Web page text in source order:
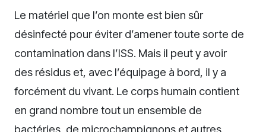
Le matériel que l’on monte est bien sûr
désinfecté pour éviter d’amener toute sorte de
contamination dans l’ISS. Mais il peut y avoir
des résidus et, avec l’équipage à bord, il y a
forcément du vivant. Le corps humain contient
en grand nombre tout un ensemble de
bactéries, de microchampignons et autres